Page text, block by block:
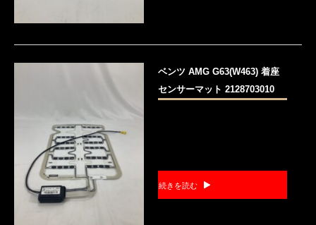
ベンツ AMG G63(W463) 着座
センサーマット 2128703010
続きを読む